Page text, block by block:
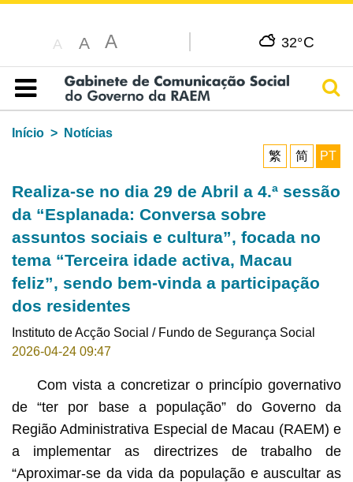
A A A 32°C
Índice
Início
Notícias
繁
简 PT
Realiza-se no dia 29 de Abril a 4.ª sessão
da “Esplanada: Conversa sobre
assuntos sociais e cultura”, focada no
tema “Terceira idade activa, Macau
feliz”, sendo bem-vinda a participação
dos residentes
Instituto de Acção Social / Fundo de Segurança Social
2026-04-24 09:47
Com vista a concretizar o princípio governativo
de “ter por base a população” do Governo da
Região Administrativa Especial de Macau (RAEM) e
a implementar as directrizes de trabalho de
“Aproximar-se da vida da população e auscultar as